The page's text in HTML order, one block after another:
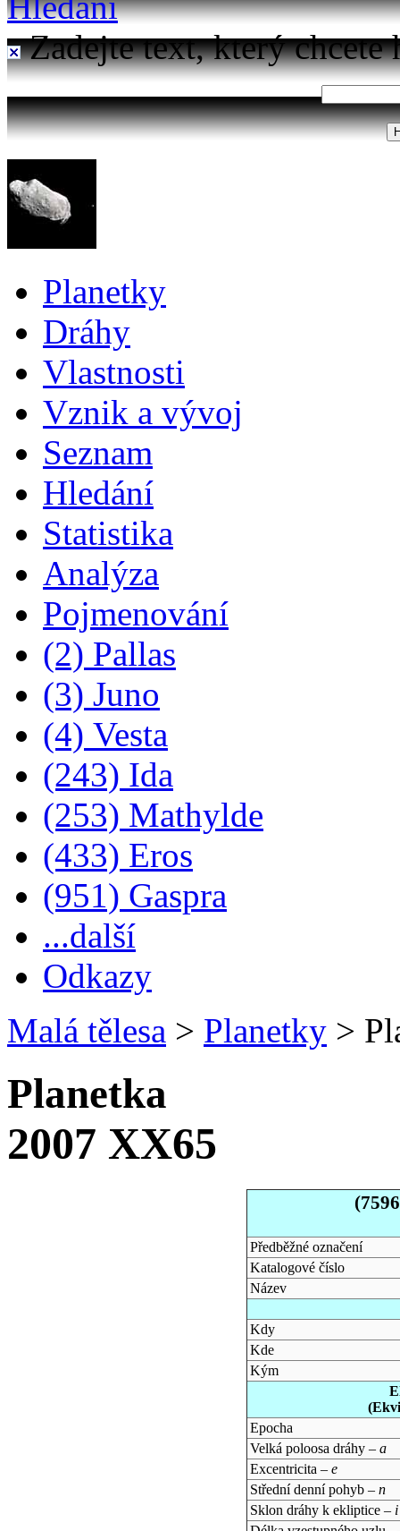
Zadejte text, který chcete
Planetky
Dráhy
Vlastnosti
Vznik a vývoj
Seznam
Hledání
Statistika
Analýza
Pojmenování
(2) Pallas
(3) Juno
(4) Vesta
(243) Ida
(253) Mathylde
(433) Eros
(951) Gaspra
...další
Odkazy
Malá tělesa > Planetky >
Planetka
2007 XX65
Předběžné označení
Katalogové číslo
Název
Kdy
Kde
Kým
Epocha
Velká poloosa dráhy – a
Excentricita – e
Střední denní pohyb – n
Sklon dráhy k ekliptice – i